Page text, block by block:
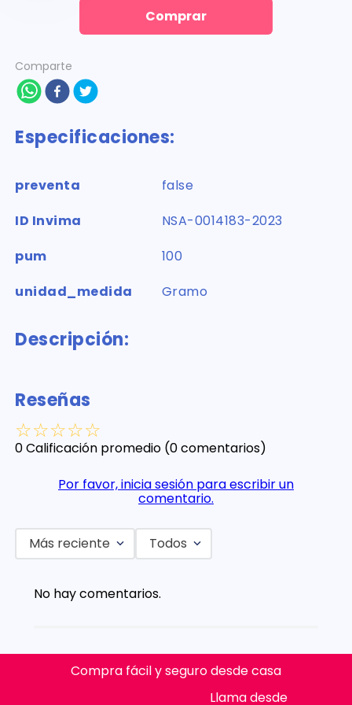
Comprar
Comparte
Especificaciones:
preventa
false
ID Invima
NSA-0014183-2023
pum
100
unidad_medida
Gramo
Descripción:
Reseñas
☆☆☆☆☆
0 Calificación promedio (0 comentarios)
Por favor, inicia sesión para escribir un
comentario.
Más reciente Todos
No hay comentarios.
Compra fácil y seguro desde casa
Llama desde